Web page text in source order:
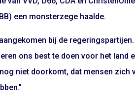
een monsterzege haalde.
bij de
ons best te doen voor het land
niet doorkomt, dat mensen zich